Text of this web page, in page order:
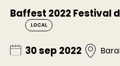
Baffest 2022 Festival
LOCAL
30 sep 2022